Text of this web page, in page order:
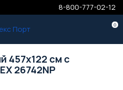
8-800-777-02-12
0
457х122 см с
26742NP